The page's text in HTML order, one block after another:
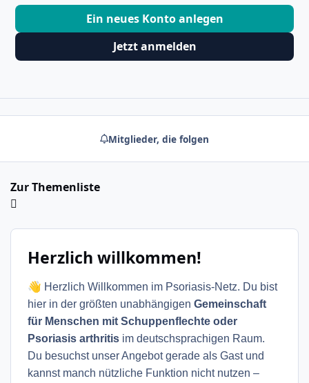
Ein neues Konto anlegen
Jetzt anmelden
Mitglieder, die folgen
Zur Themenliste
Herzlich willkommen!
👋 Herzlich Willkommen im Psoriasis-Netz. Du bist
hier in der größten unabhängigen Gemeinschaft
für Menschen mit Schuppenflechte oder
Psoriasis arthritis im deutschsprachigen Raum.
Du besuchst unser Angebot gerade als Gast und
kannst manch nützliche Funktion nicht nutzen –